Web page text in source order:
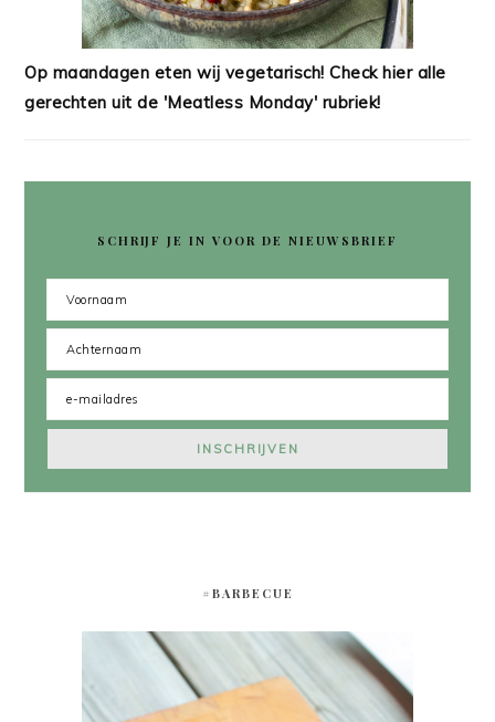
Op maandagen eten wij vegetarisch! Check hier alle
gerechten uit de 'Meatless Monday' rubriek!
SCHRIJF JE IN VOOR DE NIEUWSBRIEF
#BARBECUE